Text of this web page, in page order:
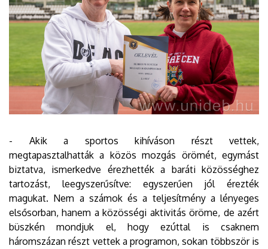
- Akik a sportos kihíváson részt vettek,
megtapasztalhatták a közös mozgás örömét, egymást
biztatva, ismerkedve érezhették a baráti közösséghez
tartozást, leegyszerűsítve: egyszerűen jól érezték
magukat. Nem a számok és a teljesítmény a lényeges
elsősorban, hanem a közösségi aktivitás öröme, de azért
büszkén mondjuk el, hogy ezúttal is csaknem
háromszázan részt vettek a programon, sokan többször is